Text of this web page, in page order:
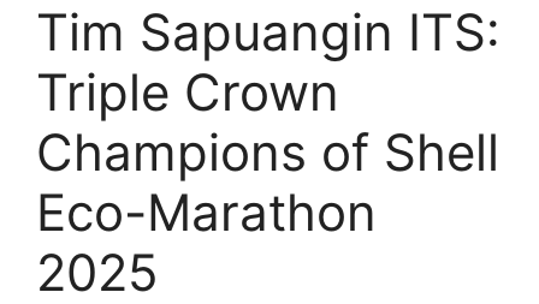
Tim Sapuangin ITS:
Triple Crown
Champions of Shell
Eco-Marathon
2025